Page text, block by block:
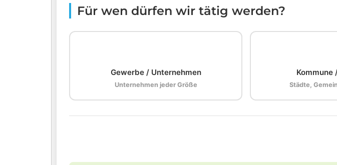
Für wen dürfen wir tätig werden?
Gewerbe / Unternehmen
Unternehmen jeder Größe Städte,